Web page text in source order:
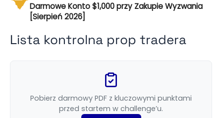
Darmowe Konto $1,000 przy Zakupie Wyzwania
[Sierpień 2026]
Lista kontrolna prop tradera
Pobierz darmowy PDF z kluczowymi punktami
przed startem w challenge’u.